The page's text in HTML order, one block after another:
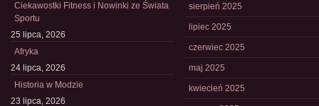
Ciekawostki Fitness i Nowinki ze Świata
Sportu
25 lipca, 2026
Afryka
24 lipca, 2026
Historia w Modzie
23 lipca, 2026
sierpień 2025
lipiec 2025
czerwiec 2025
maj 2025
kwiecień 2025